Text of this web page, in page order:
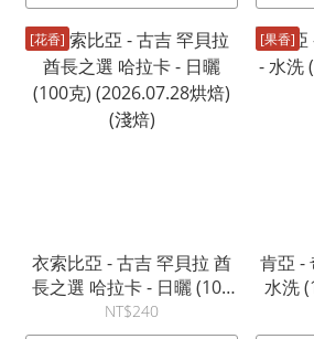
[花香]
衣索比亞 - 古吉 罕貝拉 酋
長之選 哈拉卡 - 日曬 (100
克) (2026.07.28烘焙) (淺焙)
NT$240
[果香]
肯亞 -
水洗